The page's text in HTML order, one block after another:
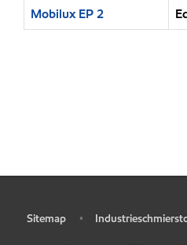
Mobilux EP 2
Sitemap •